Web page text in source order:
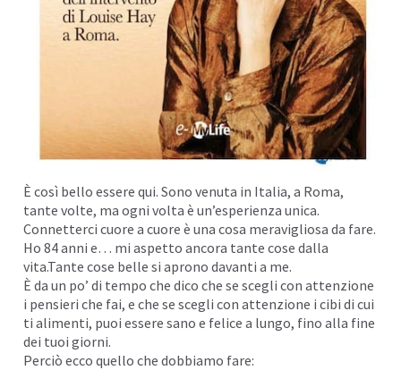
È così bello essere qui. Sono venuta in Italia, a Roma,
tante volte, ma ogni volta è un’esperienza unica.
Connetterci cuore a cuore è una cosa meravigliosa da fare.
Ho 84 anni e… mi aspetto ancora tante cose dalla
vita.Tante cose belle si aprono davanti a me.
È da un po’ di tempo che dico che se scegli con attenzione
i pensieri che fai, e che se scegli con attenzione i cibi di cui
ti alimenti, puoi essere sano e felice a lungo, fino alla fine
dei tuoi giorni.
Perciò ecco quello che dobbiamo fare: